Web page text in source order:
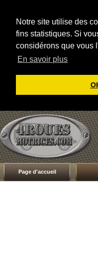
Notre site utilise des
fins statistiques. Si
considérons que vous
En savoir plus
Page d'accueil